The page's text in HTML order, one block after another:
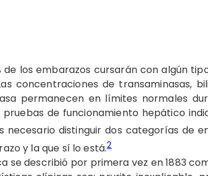
de los embarazos cursarán con algún
concentraciones de transaminasas,
permanecen en límites normales
pruebas de funcionamiento hepático
necesario distinguir dos categorías de
y la que sí lo está.2
se describió por primera vez en 1883